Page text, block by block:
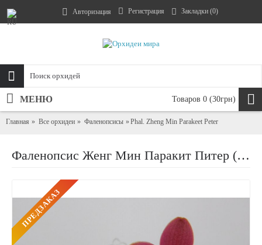
Авторизация Регистрация Закладки (0)
Товаров 0 (30грн)
МЕНЮ
Главная Все орхидеи Фаленопсисы Phal. Zheng Min Parakeet Peter
Фаленопсис Женг Мин Паракит Питер (Zheng Min Parakeet Peter)
ПРЕДЗАКАЗ